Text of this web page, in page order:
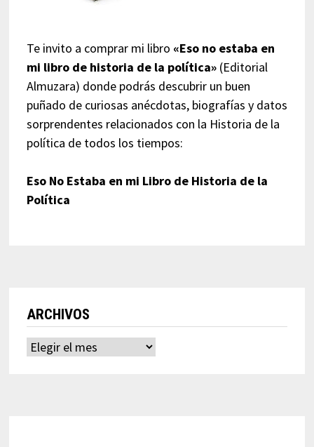
Te invito a comprar mi libro «Eso no estaba en
mi libro de historia de la política»(Editorial
Almuzara) donde podrás descubrir un buen
puñado de curiosas anécdotas, biografías y datos
sorprendentes relacionados con la Historia de la
política de todos los tiempos:
Eso No Estaba en mi Libro de Historia de la
Política
ARCHIVOS
Archivos